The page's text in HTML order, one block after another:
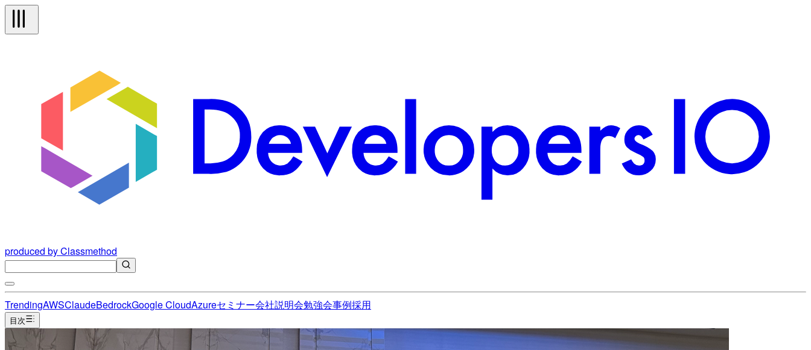
produced by Classmethod
TrendingAWSClaudeBedrockGoogle CloudAzureセミナー会社説明会勉強会事例採用
目次